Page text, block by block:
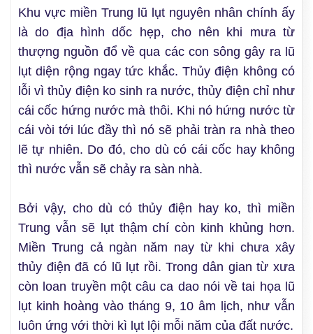
Khu vực miền Trung lũ lụt nguyên nhân chính ấy
là do địa hình dốc hẹp, cho nên khi mưa từ
thượng nguồn đổ về qua các con sông gây ra lũ
lụt diện rộng ngay tức khắc. Thủy điện không có
lỗi vì thủy điện ko sinh ra nước, thủy điện chỉ như
cái cốc hứng nước mà thôi. Khi nó hứng nước từ
cái vòi tới lúc đầy thì nó sẽ phải tràn ra nhà theo
lẽ tự nhiên. Do đó, cho dù có cái cốc hay không
thì nước vẫn sẽ chảy ra sàn nhà.
Bởi vậy, cho dù có thủy điện hay ko, thì miền
Trung vẫn sẽ lụt thậm chí còn kinh khủng hơn.
Miền Trung cả ngàn năm nay từ khi chưa xây
thủy điện đã có lũ lụt rồi. Trong dân gian từ xưa
còn loan truyền một câu ca dao nói về tai họa lũ
lụt kinh hoàng vào tháng 9, 10 âm lịch, như vẫn
luôn ứng với thời kì lụt lội mỗi năm của đất nước.